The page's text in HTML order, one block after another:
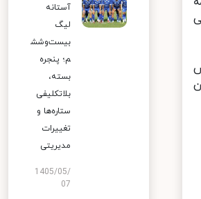
آستانه
لیگ
بیست‌وشش
م؛ پنجره
بسته،
بلاتکلیفی
ستاره‌ها و
تغییرات
مدیریتی
1405/05/
07